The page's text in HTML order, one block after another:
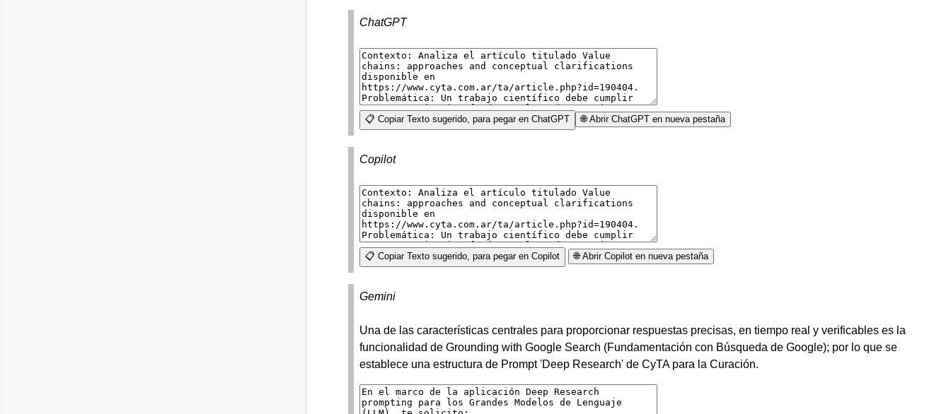
ChatGPT
📋 Copiar Texto sugerido, para pegar en ChatGPT 🌐 Abrir ChatGPT en nueva pestaña
Copilot
📋 Copiar Texto sugerido, para pegar en Copilot 🌐 Abrir Copilot en nueva pestaña
Gemini
Una de las características centrales para proporcionar respuestas precisas, en tiempo real y verificables es la
funcionalidad de Grounding with Google Search (Fundamentación con Búsqueda de Google); por lo que se
establece una estructura de Prompt 'Deep Research' de CyTA para la Curación.